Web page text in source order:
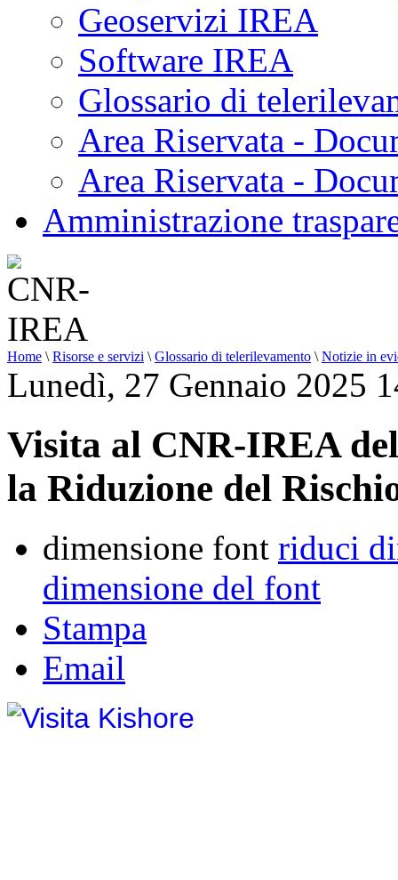
Geoservizi IREA
Software IREA
Glossario di
Area Riservata -
Area Riservata -
Amministrazione
Home \ Risorse e servizi \ Glossario di telerilevamento \ Notizie in
Lunedì, 27 Gennaio 2025
Visita al CNR-IREA
la Riduzione del
dimensione font riduci
dimensione del font
Stampa
Email